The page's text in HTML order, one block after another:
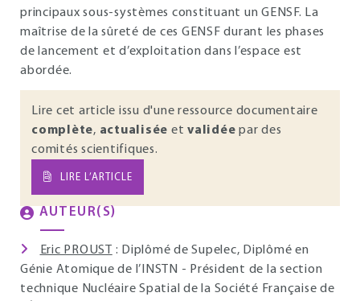
principaux sous-systèmes constituant un GENSF. La
maîtrise de la sûreté de ces GENSF durant les phases
de lancement et d’exploitation dans l’espace est
abordée.
Lire cet article issu d'une ressource documentaire
complète, actualisée et validée par des
comités scientifiques.
LIRE L’ARTICLE
AUTEUR(S)
Eric PROUST
: Diplômé de Supelec, Diplômé en
Génie Atomique de l’INSTN - Président de la section
technique Nucléaire Spatial de la Société Française de